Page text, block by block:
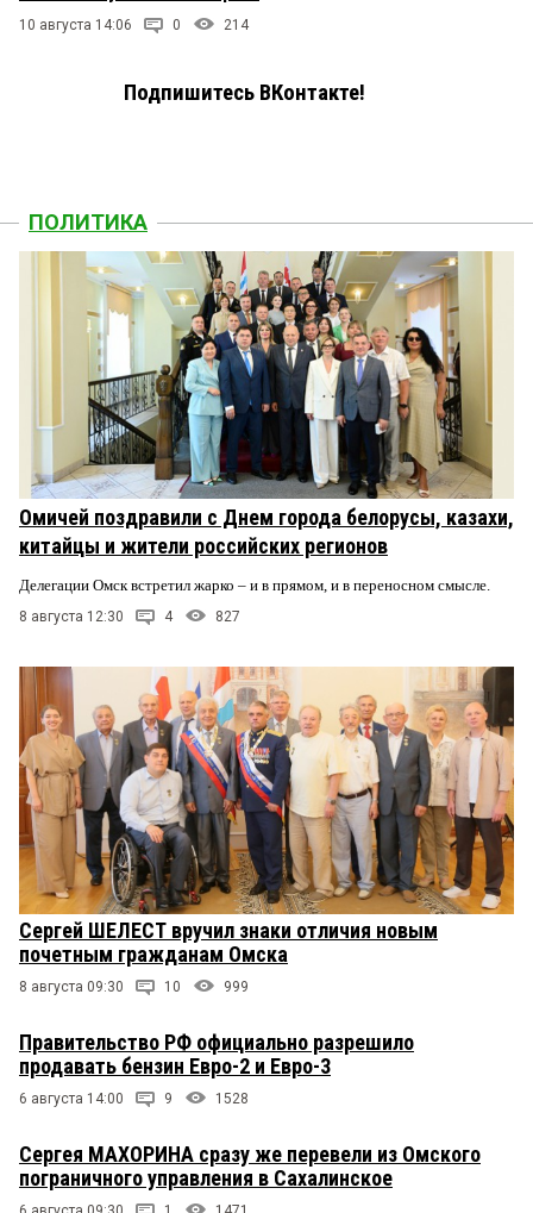
10 августа 14:06 0 214
Подпишитесь ВКонтакте!
ПОЛИТИКА
Омичей поздравили с Днем города белорусы, казахи,
китайцы и жители российских регионов
Делегации Омск встретил жарко – и в прямом, и в переносном смысле.
8 августа 12:30 4 827
Сергей ШЕЛЕСТ вручил знаки отличия новым
почетным гражданам Омска
8 августа 09:30 10 999
Правительство РФ официально разрешило
продавать бензин Евро-2 и Евро-3
6 августа 14:00 9 1528
Сергея МАХОРИНА сразу же перевели из Омского
пограничного управления в Сахалинское